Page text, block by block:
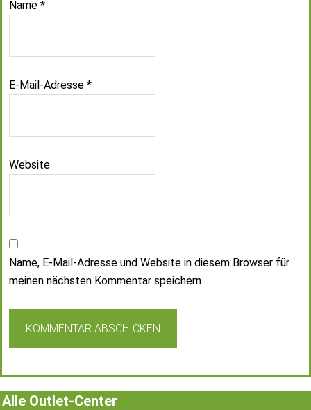
Name *
E-Mail-Adresse *
Website
Name, E-Mail-Adresse und Website in diesem Browser für
meinen nächsten Kommentar speichern.
Alle Outlet-Center